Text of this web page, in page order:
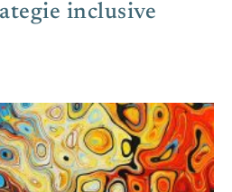
inclusive